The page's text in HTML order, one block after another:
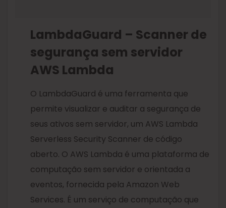
LambdaGuard – Scanner de
segurança sem servidor
AWS Lambda
O LambdaGuard é uma ferramenta que
permite visualizar e auditar a segurança de
seus ativos sem servidor, um AWS Lambda
Serverless Security Scanner de código
aberto. O AWS Lambda é uma plataforma de
computação sem servidor e orientada a
eventos, fornecida pela Amazon Web
Services. É um serviço de computação que